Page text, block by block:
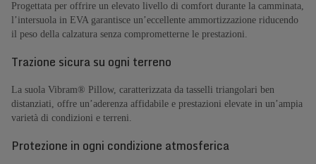
Progettata per offrire un elevato livello di comfort durante la camminata,
l’intersuola in EVA garantisce un’eccellente ammortizzazione riducendo
il peso della calzatura senza comprometterne le prestazioni.
Trazione sicura su ogni terreno
La suola Vibram® Pillow, caratterizzata da tasselli triangolari ben
distanziati, offre un’aderenza affidabile e prestazioni elevate in un’ampia
varietà di condizioni e terreni.
Protezione in ogni condizione atmosferica